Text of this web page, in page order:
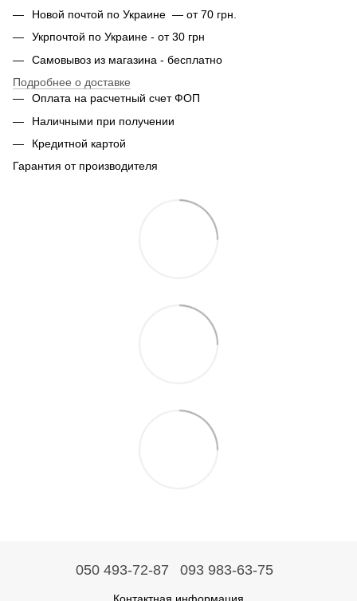
Новой почтой по Украине — от 70 грн.
Укрпочтой по Украине - от 30 грн
Самовывоз из магазина - бесплатно
Подробнее о доставке
Оплата на расчетный счет ФОП
Наличными при получении
Кредитной картой
Гарантия от производителя
050 493-72-87 093 983-63-75
Контактная информация